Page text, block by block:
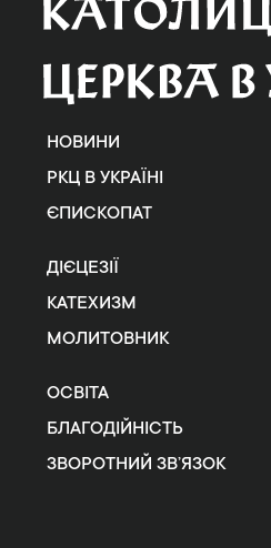
НОВИНИ
РКЦ В УКРАЇНІ
ЄПИСКОПАТ
ДІЄЦЕЗІЇ
КАТЕХИЗМ
МОЛИТОВНИК
ОСВІТА
БЛАГОДІЙНІСТЬ
ЗВОРОТНИЙ ЗВ’ЯЗОК